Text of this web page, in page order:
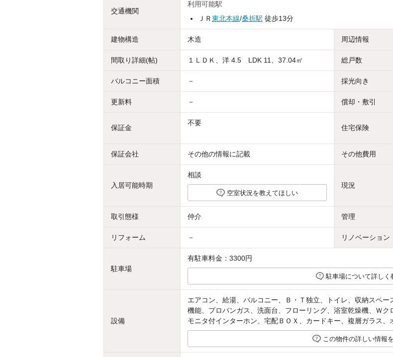
交通機関
利用可能駅
ＪＲ東北本線/桑折駅 徒歩13分
建物構造 木造 周辺情報
間取り詳細(帖) １ＬＤＫ、洋 4.5 LDK 11、37.04㎡ 総戸数
バルコニー面積 － 採光向き
更新料 － 償却・敷引
保証金
不要
住宅保険
保証会社 その他の情報に記載 その他費用
入居可能時期
相談
空室状況を教えてほしい
現況
取引態様 仲介 管理
リフォーム － リノベーション
駐車場
有駐車料金：3300円
駐車場について詳しく
設備
エアコン、給湯、バルコニー、Ｂ・Ｔ独立、トイレ、収納スペ
機能、プロパンガス、洗面台、フローリング、浴室乾燥機、Ｗク
モニタ付インターホン、宅配ＢＯＸ、カードキー、複層ガラス、
この物件の詳しい情報